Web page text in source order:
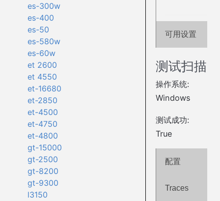
es-300w
es-400
es-50
es-580w
es-60w
et 2600
et 4550
et-16680
et-2850
et-4500
et-4750
et-4800
gt-15000
gt-2500
gt-8200
gt-9300
l3150
可用设置
测试扫描
操作系统:
Windows
测试成功:
True
配置
Traces